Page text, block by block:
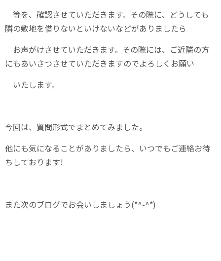
等を、確認させていただきます。その際に、どうしても
隣の敷地を借りないといけないなどがありましたら
お声がけさせていただきます。その際には、ご近隣の方
にもあいさつさせていただきますのでよろしくお願い
いたします。
今回は、質問形式でまとめてみました。
他にも気になることがありましたら、いつでもご連絡お待
ちしております!
また次のブログでお会いしましょう(*^-^*)